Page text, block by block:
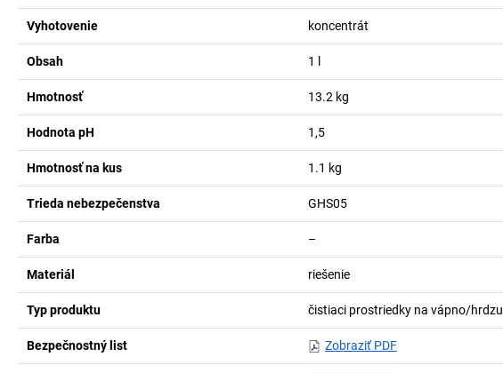
Vyhotovenie koncentrát
Obsah 1
Hmotnosť 13.2 kg
Hodnota pH 1,5
Hmotnosť na kus 1.1 kg
Trieda nebezpečenstva GHS05
Farba –
Materiál riešenie
Typ produktu čistiaci prostriedky na vápno/hrdzu
Bezpečnostný list Zobraziť PDF